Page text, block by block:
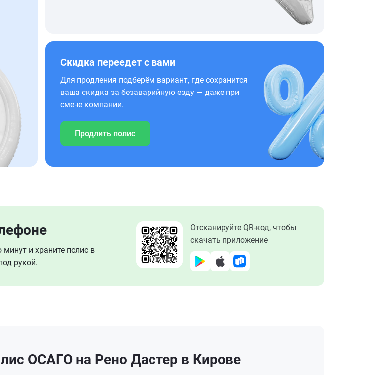
Скидка переедет с вами
Для продления подберём вариант, где сохранится
ваша скидка за безаварийную езду — даже при
смене компании.
Продлить полис
и храните полис в
рукой.
Отсканируйте QR-код, чтобы
скачать приложение
ОСАГО на Рено Дастер в Кирове